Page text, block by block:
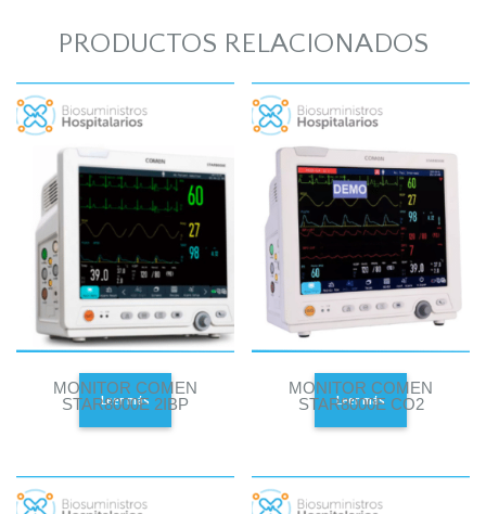
PRODUCTOS RELACIONADOS
MONITOR COMEN
STAR8000E 2IBP
Leer más
MONITOR COMEN
STAR8000E CO2
Leer más